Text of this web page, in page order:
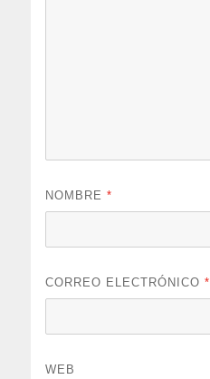
NOMBRE*
CORREO ELECTRÓNICO*
WEB